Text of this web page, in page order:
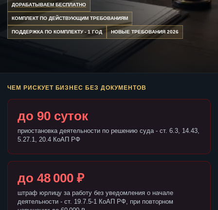
ДОРАБАТЫВАЕМ БЕСПЛАТНО
КОМПЛЕКТ ПО ДЕЙСТВУЮЩИМ ТРЕБОВАНИЯМ
ПОДДЕРЖКА ПО КОМПЛЕКТУ - 1 ГОД НОВЫЕ ТРЕБОВАНИЯ 2026
ЧЕМ РИСКУЕТ БИЗНЕС БЕЗ ДОКУМЕНТОВ
до 90 суток
приостановка деятельности по решению суда - ст. 6.3, 14.43,
5.27.1, 20.4 КоАП РФ
до 48 000 ₽
штраф юрлицу за работу без уведомления о начале
деятельности - ст. 19.7.5-1 КоАП РФ, при повторном